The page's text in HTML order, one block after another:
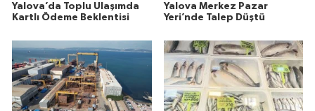
Yalova’da Toplu Ulaşımda
Kartlı Ödeme Beklentisi
Yalova Merkez Pazar
Yeri’nde Talep Düştü